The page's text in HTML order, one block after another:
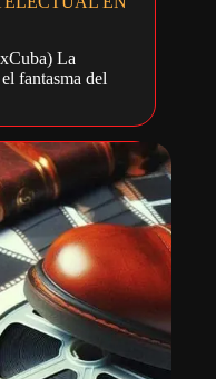
La
fantasma del